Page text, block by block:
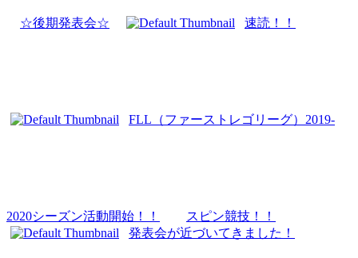
☆後期発表会☆ 速読！！
FLL（ファーストレゴリーグ）2019-
2020シーズン活動開始！！
スピン競技！！
発表会が近づいてきました！